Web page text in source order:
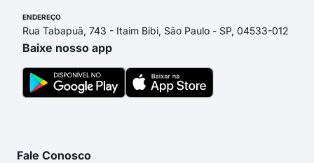
ENDEREÇO
Rua Tabapuã, 743 - Itaim Bibi, São Paulo - SP, 04533-012
Baixe nosso app
Fale Conosco